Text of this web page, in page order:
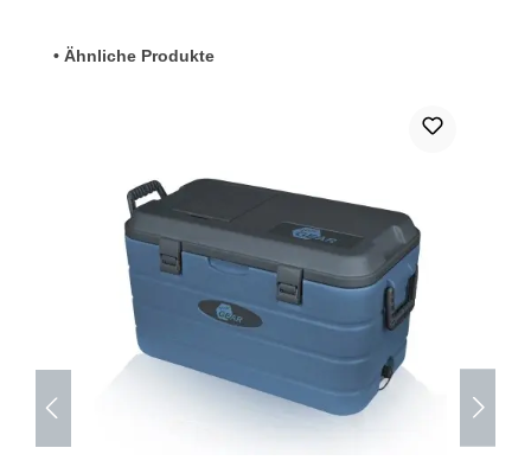
Produktgalerie überspringen
• Ähnliche Produkte